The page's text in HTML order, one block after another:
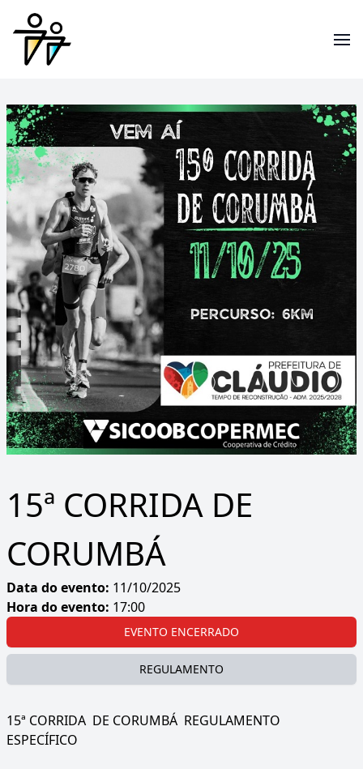
15ª CORRIDA DE
CORUMBÁ
Data do evento: 11/10/2025
Hora do evento: 17:00
EVENTO ENCERRADO
REGULAMENTO
15ª CORRIDA DE CORUMBÁ REGULAMENTO
ESPECÍFICO